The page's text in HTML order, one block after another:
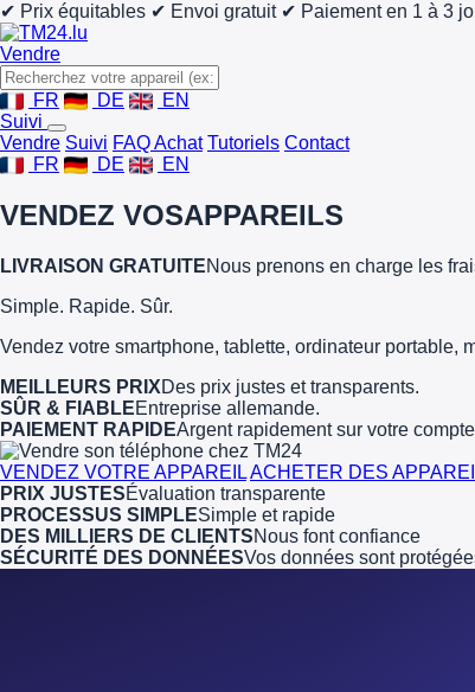
✔ Prix équitables ✔ Envoi gratuit ✔ Paiement en 1 à 3
Vendre
FR DE
EN
Suivi
Vendre Suivi FAQ Achat Tutoriels Contact
FR
DE EN
VENDEZ VOSAPPAREILS
LIVRAISON GRATUITENous prenons en charge les
Simple. Rapide. Sûr.
Vendez votre smartphone, tablette, ordinateur portable,
MEILLEURS PRIXDes prix justes et transparents.
SÛR & FIABLEEntreprise allemande.
PAIEMENT RAPIDEArgent rapidement sur votre
VENDEZ VOTRE APPAREILACHETER DES
PRIX JUSTESÉvaluation transparente
PROCESSUS SIMPLESimple et rapide
DES MILLIERS DE CLIENTSNous font confiance
SÉCURITÉ DES DONNÉESVos données sont